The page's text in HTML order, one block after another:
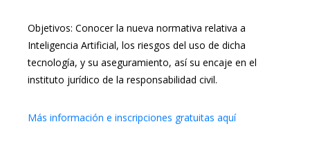
Objetivos: Conocer la nueva normativa relativa a
Inteligencia Artificial, los riesgos del uso de dicha
tecnología, y su aseguramiento, así su encaje en el
instituto jurídico de la responsabilidad civil.
Más información e inscripciones gratuitas aquí